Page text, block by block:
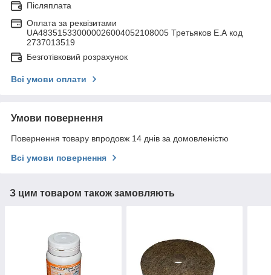
Післяплата
Оплата за реквізитами
UA483515330000026004052108005 Третьяков Е.А код
2737013519
Безготівковий розрахунок
Всі умови оплати
Умови повернення
Повернення товару впродовж 14 днів за домовленістю
Всі умови повернення
З цим товаром також замовляють